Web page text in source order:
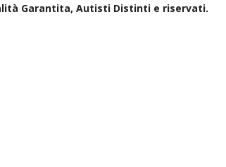
Garantita, Autisti Distinti e riservati.